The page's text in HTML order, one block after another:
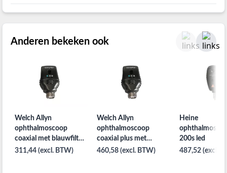
Anderen bekeken ook
Welch Allyn
ophthalmoscoop
coaxial met blauwfilter
28 lenzen 3,5V
311,44 (excl. BTW)
Welch Allyn
ophthalmoscoop
coaxial plus met
blauwfilter 68 lenzen
460,58 (excl. BTW)
Heine
200s led
487,52 (excl.